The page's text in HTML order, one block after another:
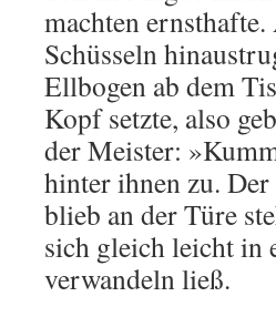
machten ernsthafte.
Schüsseln
Ellbogen ab dem
Kopf setzte, also
der Meister:
hinter ihnen zu.
blieb an der Türe
sich gleich leicht in
verwandeln ließ.